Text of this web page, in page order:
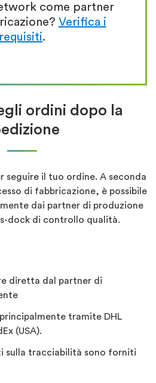
come partner
Verifica i
requisiti.
ordini dopo la
seguire il tuo ordine. A seconda
di fabbricazione, è possibile
dai partner di produzione
dock di controllo qualità.
diretta dal partner di
tramite DHL
(USA).
sulla tracciabilità sono forniti